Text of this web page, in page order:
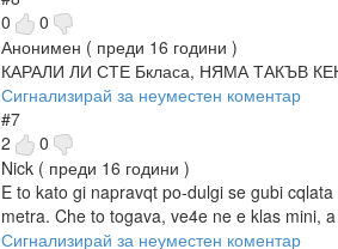
0
0
Анонимен ( преди 16 години )
КАРАЛИ ЛИ СТЕ Бкласа, НЯМА ТАКЪВ
Сигнализирай за неуместен коментар
#7
2
0
Nick ( преди 16 години )
E to kato gi napravqt po-dulgi se gubi
metra. Che to togava, ve4e ne e klas mini,
Сигнализирай за неуместен коментар